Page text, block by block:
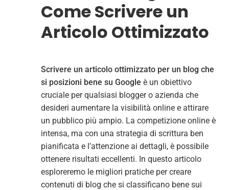
Come Scrivere un
Articolo Ottimizzato
Scrivere un articolo ottimizzato per un blog che
si posizioni bene su Google è un obiettivo
cruciale per qualsiasi blogger o azienda che
desideri aumentare la visibilità online e attirare
un pubblico più ampio. La competizione online è
intensa, ma con una strategia di scrittura ben
pianificata e l’attenzione ai dettagli, è possibile
ottenere risultati eccellenti. In questo articolo
esploreremo le migliori pratiche per creare
contenuti di blog che si classificano bene sui